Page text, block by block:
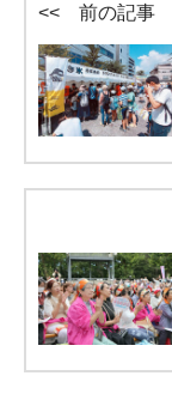
<< 前の記事